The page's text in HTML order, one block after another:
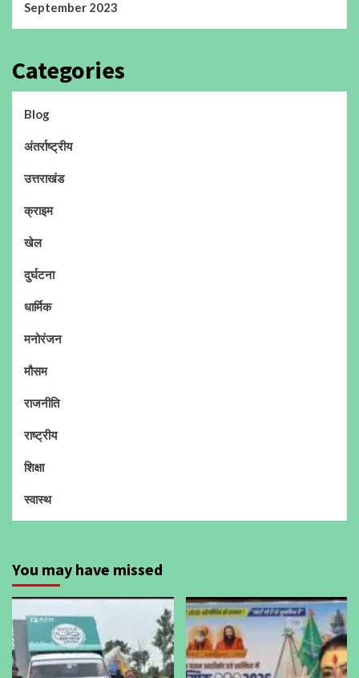
September 2023
Categories
Blog
अंतर्राष्ट्रीय
उत्तराखंड
क्राइम
खेल
दुर्घटना
धार्मिक
मनोरंजन
मौसम
राजनीति
राष्ट्रीय
शिक्षा
स्वास्थ
You may have missed